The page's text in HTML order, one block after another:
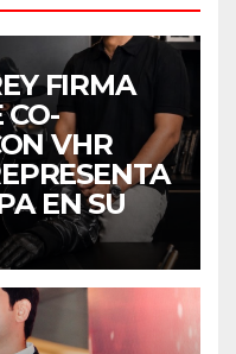
FIRMA
CO-
VHR
EN SU